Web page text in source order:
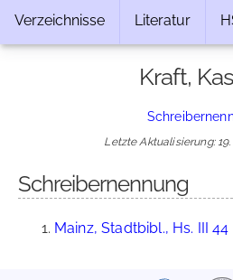
Verzeichnisse Literatur
Kraft,
Letzte Aktualisierung:
Schreibernennung
Mainz, Stadtbibl., Hs. III 44